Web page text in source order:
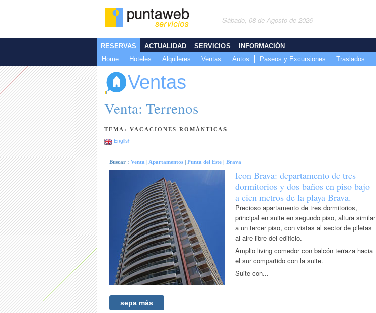
Sábado, 08 de Agosto de 2026
RESERVAS
Home
Hoteles Alquileres Ventas Autos Paseos y Excursiones Traslados
ACTUALIDAD SERVICIOS INFORMACIÓN
Ventas
Venta: Terrenos
TEMA: VACACIONES ROMÁNTICAS
English
Buscar : Venta | Apartamentos | Punta del Este | Brava
Icon Brava: departamento de tres
dormitorios y dos baños en piso bajo
a cien metros de la playa Brava.
Precioso apartamento de tres dormitorios,
principal en suite en segundo piso, altura similar
a un tercer piso, con vistas al sector de piletas
al aire libre del edificio.
Amplio living comedor con balcón terraza hacia
el sur compartido con la suite.
Suite con...
sepa más